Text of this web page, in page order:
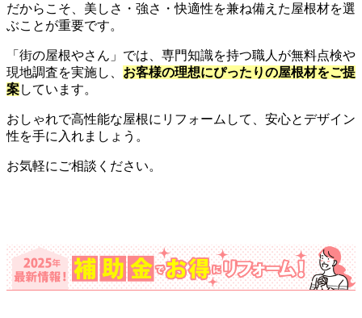
だからこそ、美しさ・強さ・快適性を兼ね備えた屋根材を選
ぶことが重要です。
「街の屋根やさん」では、専門知識を持つ職人が無料点検や
現地調査を実施し、 お客様の理想にぴったりの屋根材をご提
案しています。
おしゃれで高性能な屋根にリフォームして、安心とデザイン
性を手に入れましょう。
お気軽にご相談ください。